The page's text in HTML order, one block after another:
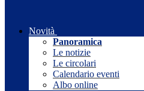
Novità
Panoramica
Le notizie
Le circolari
Calendario eventi
Albo online